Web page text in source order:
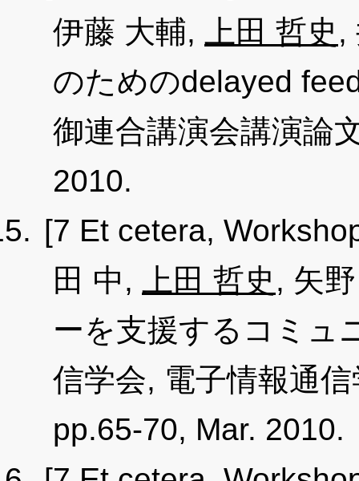
伊藤 大輔,
上田 哲史 ,
のためのdelayed
御連合講演会講演論
2010.
[7 Et cetera,
田 中,
上田 哲史 , 矢
ーを支援するコミュ
信学会, 電子情報通
pp.65-70, Mar. 2010.